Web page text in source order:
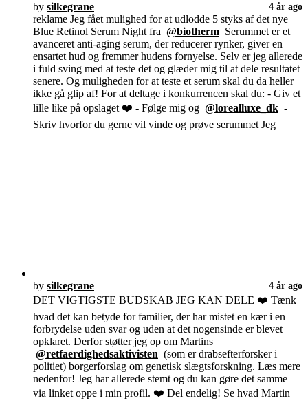
by silkegrane 4 år ago
reklame Jeg fået mulighed for at udlodde 5 styks af det nye
Blue Retinol Serum Night fra @biotherm Serummet er et
avanceret anti-aging serum, der reducerer rynker, giver en
ensartet hud og fremmer hudens fornyelse. Selv er jeg allerede
i fuld sving med at teste det og glæder mig til at dele resultatet
senere. Og muligheden for at teste et serum skal du da heller
ikke gå glip af! For at deltage i konkurrencen skal du: - Giv et
lille like på opslaget ❤️ - Følge mig og @lorealluxe_dk -
Skriv hvorfor du gerne vil vinde og prøve serummet Jeg
by silkegrane 4 år ago
DET VIGTIGSTE BUDSKAB JEG KAN DELE ❤️ Tænk
hvad det kan betyde for familier, der har mistet en kær i en
forbrydelse uden svar og uden at det nogensinde er blevet
opklaret. Derfor støtter jeg op om Martins
@retfaerdighedsaktivisten (som er drabsefterforsker i
politiet) borgerforslag om genetisk slægtsforskning. Læs mere
nedenfor! Jeg har allerede stemt og du kan gøre det samme
via linket oppe i min profil. ❤️ Del endelig! Se hvad Martin